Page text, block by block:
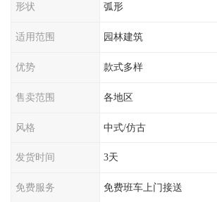
形状 弧形
适用范围 园林建筑
优势 款式多样
售卖范围 各地区
风格 中式/仿古
发货时间 3天
免费服务 免费班车上门接送